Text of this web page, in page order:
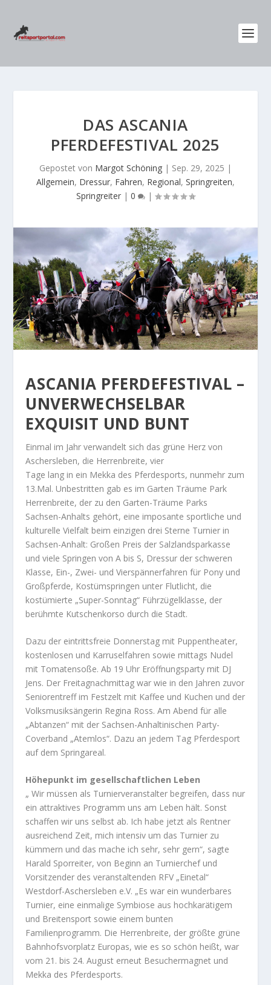
DAS ASCANIA
PFERDEFESTIVAL 2025
Gepostet von Margot Schöning | Sep. 29, 2025 |
Allgemein, Dressur, Fahren, Regional, Springreiten,
Springreiter | 0 |
ASCANIA PFERDEFESTIVAL –
UNVERWECHSELBAR
EXQUISIT UND BUNT
Einmal im Jahr verwandelt sich das grüne Herz von
Aschersleben, die Herrenbreite, vier
Tage lang in ein Mekka des Pferdesports, nunmehr zum
13.Mal. Unbestritten gab es im Garten Träume Park
Herrenbreite, der zu den Garten-Träume Parks
Sachsen-Anhalts gehört, eine imposante sportliche und
kulturelle Vielfalt beim einzigen drei Sterne Turnier in
Sachsen-Anhalt: Großen Preis der Salzlandsparkasse
und viele Springen von A bis S, Dressur der schweren
Klasse, Ein-, Zwei- und Vierspännerfahren für Pony und
Großpferde, Kostümspringen unter Flutlicht, die
kostümierte „Super-Sonntag“ Führzügelklasse, der
berühmte Kutschenkorso durch die Stadt.
Dazu der eintrittsfreie Donnerstag mit Puppentheater,
kostenlosen und Karruselfahren sowie mittags Nudel
mit Tomatensoße. Ab 19 Uhr Eröffnungsparty mit DJ
Jens. Der Freitagnachmittag war wie in den Jahren zuvor
Seniorentreff im Festzelt mit Kaffee und Kuchen und der
Volksmusiksängerin Regina Ross. Am Abend für alle
„Abtanzen“ mit der Sachsen-Anhaltinischen Party-
Coverband „Atemlos“. Dazu an jedem Tag Pferdesport
auf dem Springareal.
Höhepunkt im gesellschaftlichen Leben
„ Wir müssen als Turnierveranstalter begreifen, dass nur
ein attraktives Programm uns am Leben hält. Sonst
schaffen wir uns selbst ab. Ich habe jetzt als Rentner
ausreichend Zeit, mich intensiv um das Turnier zu
kümmern und das mache ich sehr, sehr gern“, sagte
Harald Sporreiter, von Beginn an Turnierchef und
Vorsitzender des veranstaltenden RFV „Einetal“
Westdorf-Aschersleben e.V. „Es war ein wunderbares
Turnier, eine einmalige Symbiose aus hochkarätigem
und Breitensport sowie einem bunten
Familienprogramm. Die Herrenbreite, der größte grüne
Bahnhofsvorplatz Europas, wie es so schön heißt, war
vom 21. bis 24. August erneut Besuchermagnet und
Mekka des Pferdesports.